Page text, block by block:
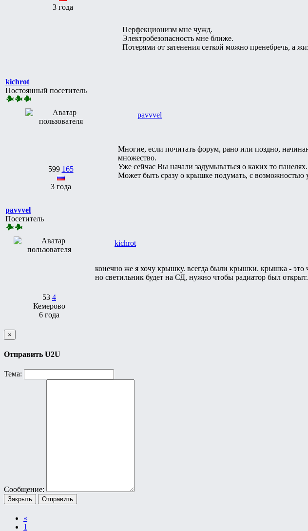
3 года
Перфекционизм мне чужд.
Электробезопасность мне ближе.
Потерями от затенения сеткой можно пренебречь, а
kichrot
Постоянный посетитель
599 165
3 года
pavvvel
Многие, если почитать форум, рано или поздно,
множество.
Уже сейчас Вы начали задумываться о каких то панелях.
Может быть сразу о крышке подумать, с возможностью
pavvvel
Посетитель
53 4
Кемерово
6 года
kichrot
конечно же я хочу крышку. всегда были крышки. крышка - это
но светильник будет на СД, нужно чтобы радиатор был
×
Отправить U2U
Тема:
Сообщение:
Закрыть Отправить
«
1